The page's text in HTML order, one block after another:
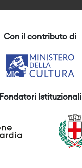
Con il contributo di
Fondatori Istituzionali